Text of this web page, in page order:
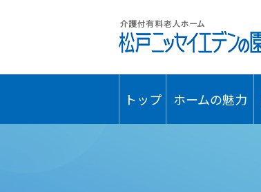
トップ ホームの魅力